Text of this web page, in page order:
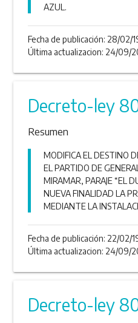
AZUL.
Fecha de publicación: 28/02/
Última actualizacion: 24/09/
Decreto-ley
Resumen
MODIFICA EL DESTINO
EL PARTIDO DE
MIRAMAR, PARAJE “EL
NUEVA FINALIDAD LA
MEDIANTE LA
Fecha de publicación: 22/02/
Última actualizacion: 24/09/
Decreto-ley